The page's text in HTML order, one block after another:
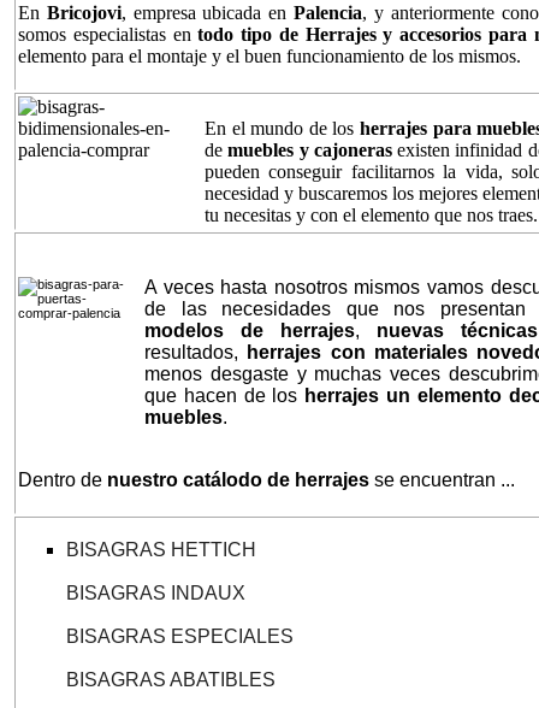
En Bricojovi, empresa ubicada enPalencia, y anteriormente
somos especialistas entodo tipo de Herrajes y accesorios para
elemento para el montaje y el buen funcionamiento de los mismos.
En el mundo de los herrajes para
demuebles y cajonerasexisten infinidad
pueden conseguir facilitarnos la vida,
necesidad y buscaremos los mejores
tu necesitas y con el elemento que nos traes.
A veces hasta nosotros mismos vamos
de las necesidades que nos
modelos de herrajes, nuevas técnicas
resultados,
herrajes con materiales
menos desgaste y muchas veces
que hacen de los herrajes un elemento
muebles.
Dentro de nuestro catálodo de herrajes se encuentran ...
BISAGRAS HETTICH
BISAGRAS INDAUX
BISAGRAS ESPECIALES
BISAGRAS ABATIBLES